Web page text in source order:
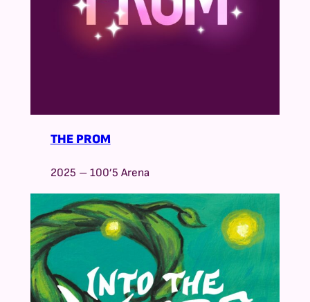
THE PROM
2025 – 100’5 Arena